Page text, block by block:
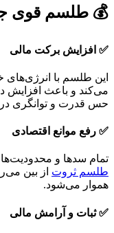
💰 طلسم قوی
✅ افزایش برکت مالی
این طلسم با انرژی‌های
می‌کند و باعث افزایش
حس قدرت و توانگری
✅ رفع موانع اقتصادی
تمام سدها و
طلسم ثروت از بین
هموار می‌شود.
✅ ثبات و آرامش مالی